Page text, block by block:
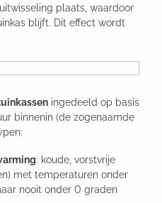
plaats, waardoor
blijft. Dit effect wordt
ingedeeld op basis
binnenin (de zogenaamde
: koude, vorstvrije
met temperaturen onder
nooit onder 0 graden